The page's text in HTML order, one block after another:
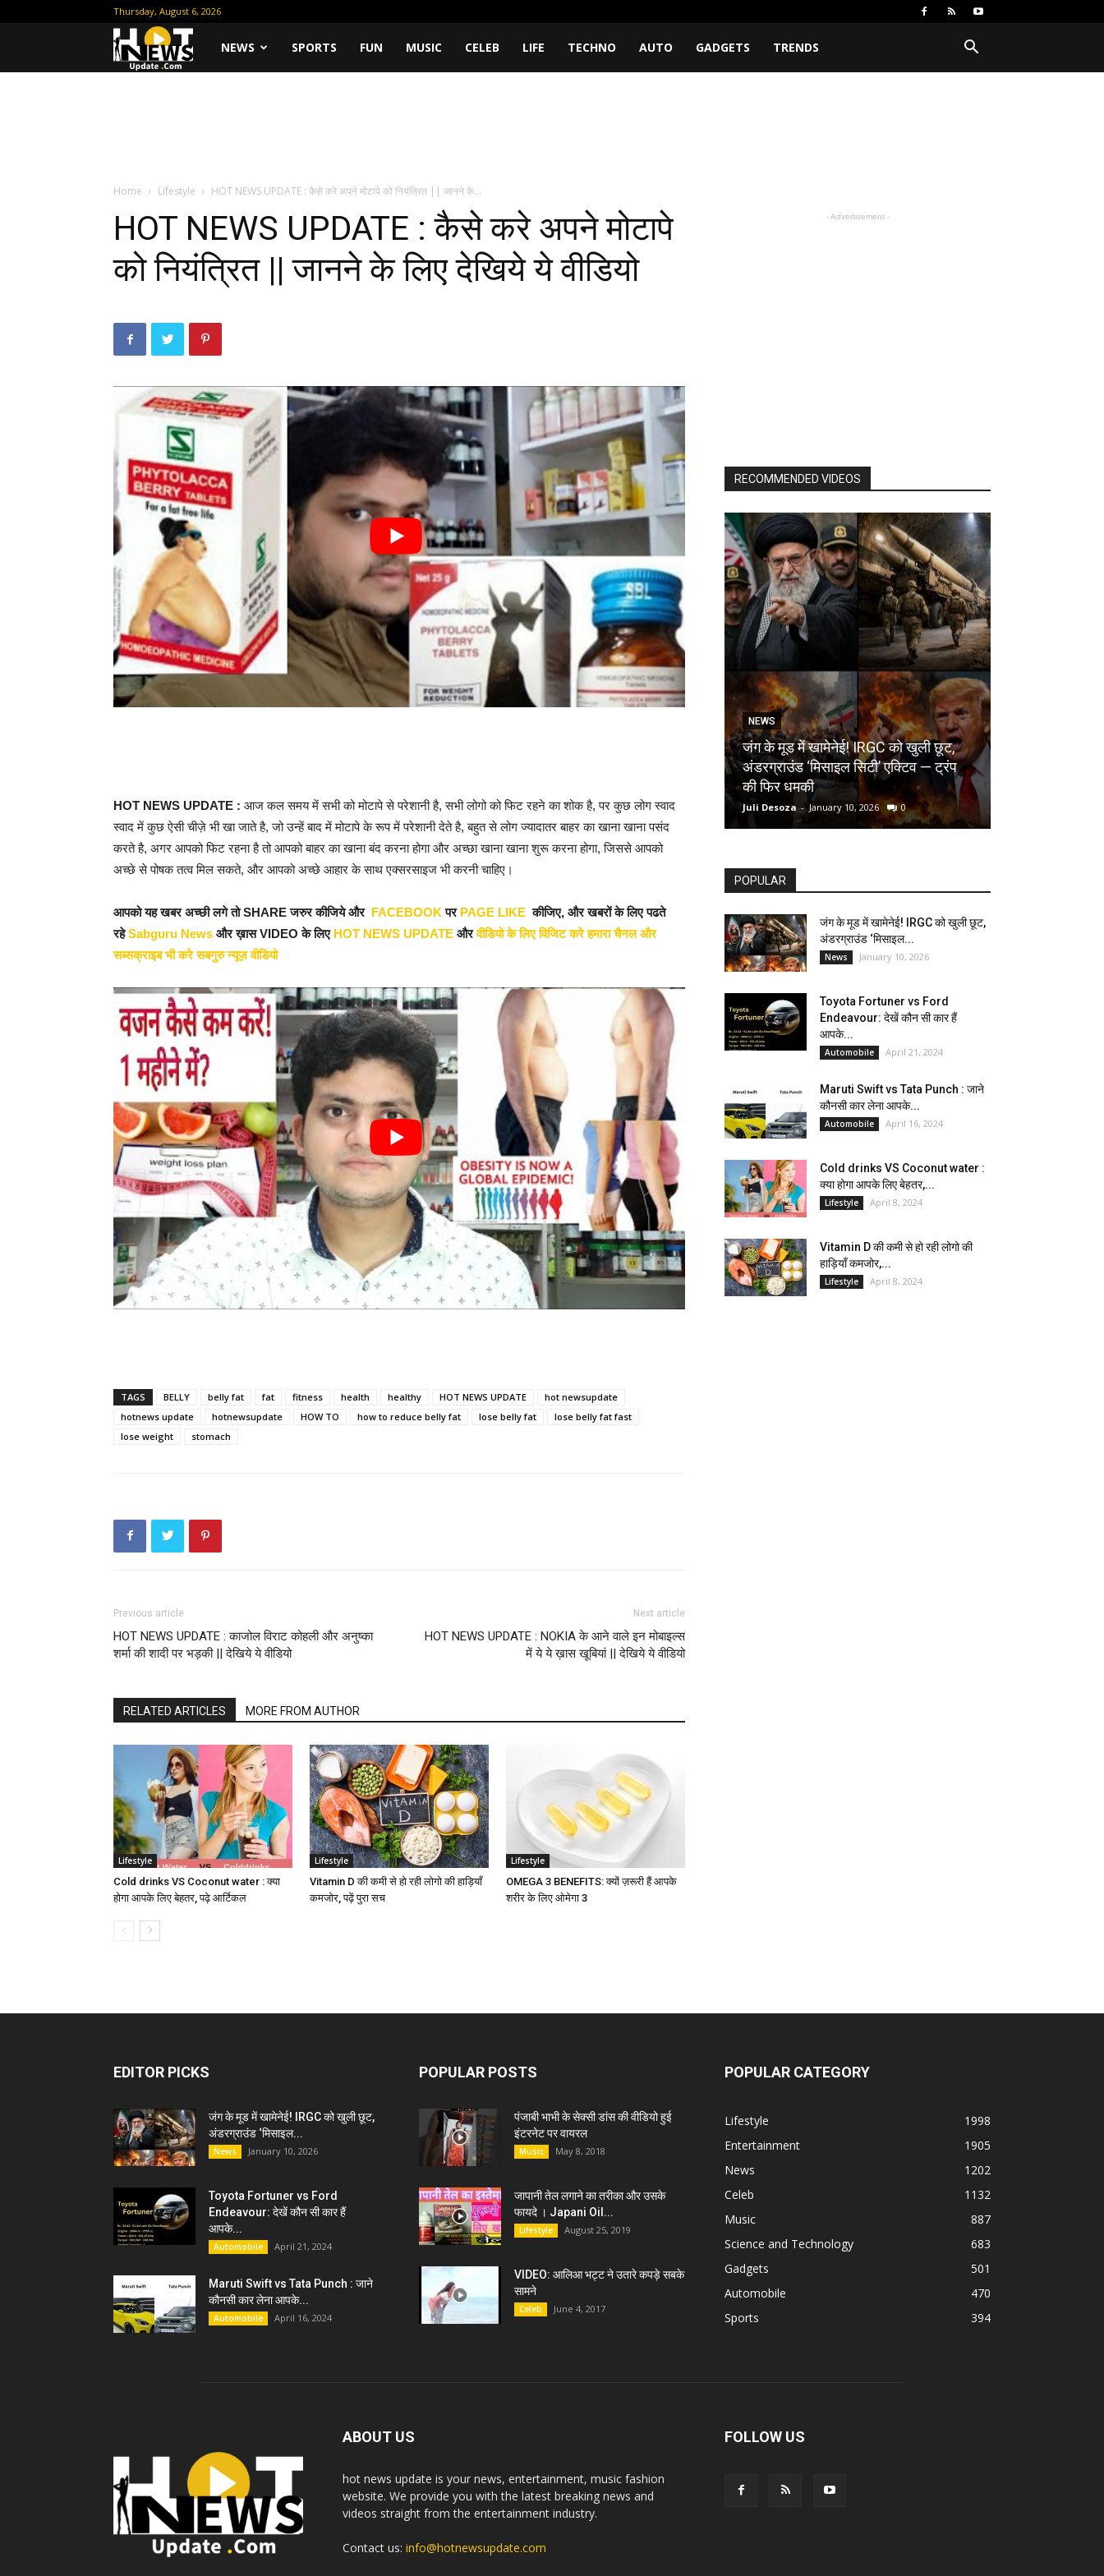
Thursday, August 6, 2026
HotNEWS SPORTS FUN MUSIC CELEB LIFE TECHNO AUTO GADGETS TRENDS
Home Lifestyle HOT NEWS UPDATE : कैसे करे अपने मोटापे को नियंत्रित || जानने के...
HOT NEWS UPDATE : कैसे करे अपने मोटापे
को नियंत्रित || जानने के लिए देखिये ये वीडियो
HOT NEWS UPDATE : आज कल समय में सभी को मोटापे से परेशानी है, सभी लोगो को फिट रहने का शोक है, पर कुछ लोग स्वाद
स्वाद में कुछ ऐसी चीज़े भी खा जाते है, जो उन्हें बाद में मोटापे के रूप में परेशानी देते है, बहुत से लोग ज्यादातर बाहर का खाना खाना पसंद
करते है, अगर आपको फिट रहना है तो आपको बाहर का खाना बंद करना होगा और अच्छा खाना खाना शुरू करना होगा, जिससे आपको
अच्छे से पोषक तत्व मिल सकते, और आपको अच्छे आहार के साथ एक्सरसाइज भी करनी चाहिए।
आपको यह खबर अच्छी लगे तो SHARE जरुर कीजिये और FACEBOOK पर PAGE LIKE कीजिए, और खबरों के लिए पढते
रहेSabguru News और ख़ास VIDEO के लिए HOT NEWS UPDATE औरवीडियो के लिए विजिट करे हमारा चैनल और
सब्सक्राइब भी करे सबगुरु न्यूज़ वीडियो
TAGS BELLY belly fat fat fitness health healthy HOT NEWS UPDATE
hot newsupdate
hotnews update
hotnewsupdate HOW TO how to reduce belly fat lose belly fat
lose belly fat fast
lose weight
stomach
Previous article
HOT NEWS UPDATE : काजोल विराट कोहली और अनुष्का
शर्मा की शादी पर भड़की || देखिये ये वीडियो
Next article
HOT NEWS UPDATE : NOKIA के आने वाले इन मोबाइल्स
में ये ये ख़ास खूबियां || देखिये ये वीडियो
RELATED ARTICLES MORE FROM AUTHOR
Lifestyle
Cold drinks VS Coconut water : क्या
होगा आपके लिए बेहतर, पढ़े आर्टिकल
Lifestyle
Vitamin D की कमी से हो रही लोगो की हाड़ियाँ
कमजोर, पढ़ें पुरा सच
Lifestyle
OMEGA 3 BENEFITS: क्यों ज़रूरी हैं आपके
शरीर के लिए ओमेगा 3
- Advertisement -
RECOMMENDED VIDEOS
NEWS
जंग के मूड में खामेनेई! IRGC को खुली छूट,
अंडरग्राउंड ‘मिसाइल सिटी’ एक्टिव — ट्रंप
की फिर धमकी
Juli Desoza - January 10, 2026 0
POPULAR
जंग के मूड में खामेनेई! IRGC को खुली छूट,
अंडरग्राउंड ‘मिसाइल...
News January 10, 2026
Toyota Fortuner vs Ford
Endeavour: देखें कौन सी कार हैं
आपके...
Automobile April 21, 2024
Maruti Swift vs Tata Punch : जाने
कौनसी कार लेना आपके...
Automobile April 16, 2024
Cold drinks VS Coconut water :
क्या होगा आपके लिए बेहतर,...
Lifestyle April 8, 2024
Vitamin D की कमी से हो रही लोगो की
हाड़ियाँ कमजोर,...
Lifestyle April 8, 2024
EDITOR PICKS
जंग के मूड में खामेनेई! IRGC को खुली छूट,
अंडरग्राउंड ‘मिसाइल...
News January 10, 2026
Toyota Fortuner vs Ford
Endeavour: देखें कौन सी कार हैं
आपके...
Automobile April 21, 2024
Maruti Swift vs Tata Punch : जाने
कौनसी कार लेना आपके...
Automobile April 16, 2024
POPULAR POSTS
पंजाबी भाभी के सेक्सी डांस की वीडियो हुई
इंटरनेट पर वायरल
Music May 8, 2018
जापानी तेल लगाने का तरीका और उसके
फायदे । Japani Oil...
Lifestyle August 25, 2019
VIDEO: आलिआ भट्ट ने उतारे कपड़े सबके
सामने
Celeb June 4, 2017
POPULAR CATEGORY
Lifestyle
1998
Entertainment
1905
News
1202
Celeb
1132
Music
887
Science and Technology
683
Gadgets
501
Automobile
470
Sports
394
ABOUT US
hot news update is your news, entertainment, music fashion
website. We provide you with the latest breaking news and
videos straight from the entertainment industry.
Contact us: info@hotnewsupdate.com
FOLLOW US